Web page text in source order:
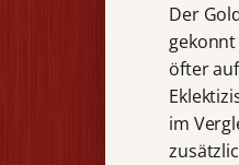
Der
öfter
im